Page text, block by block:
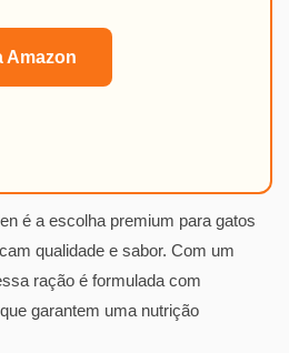
Amazon
é a escolha premium para gatos
qualidade e sabor. Com um
ração é formulada com
garantem uma nutrição